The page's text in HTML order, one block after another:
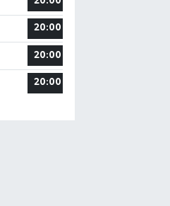
20:00
20:00
20:00